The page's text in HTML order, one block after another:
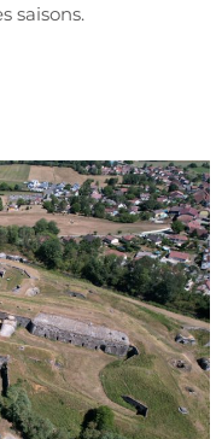
saisons.